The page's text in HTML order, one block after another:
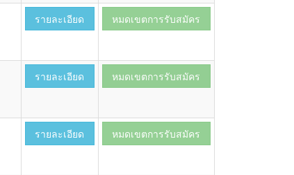
รายละเอียด หมดเขตการรับสมัคร
รายละเอียด หมดเขตการรับสมัคร
รายละเอียด หมดเขตการรับสมัคร